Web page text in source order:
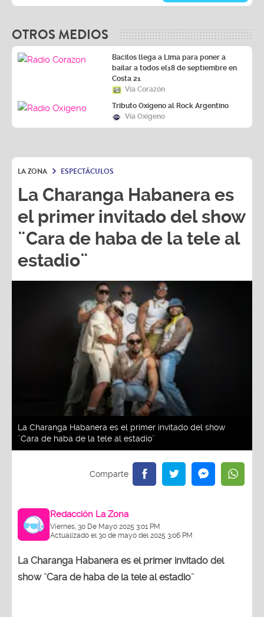
OTROS MEDIOS
Bacilos llega a Lima para poner a
bailar a todos el18 de septiembre en
Costa 21
Vía Corazón
Tributo Oxígeno al Rock Argentino
Vía Oxígeno
LA ZONA ESPECTÁCULOS
La Charanga Habanera es
el primer invitado del show
¨Cara de haba de la tele al
estadio¨
La Charanga Habanera es el primer invitado del show
¨Cara de haba de la tele al estadio¨
Redacción La Zona
Viernes, 30 De Mayo 2025 3:01 PM
Actualizado el 30 de mayo del 2025 3:06 PM
La Charanga Habanera es el primer invitado del
show ¨Cara de haba de la tele al estadio¨